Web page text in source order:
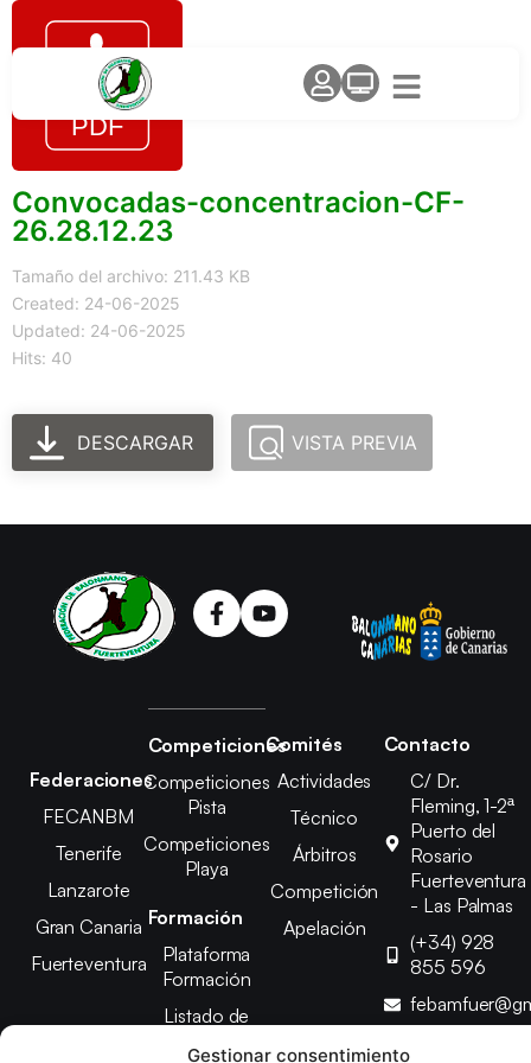
Gestionar consentimiento
Convocadas-concentracion-CF-
26.28.12.23
Tamaño del archivo: 211.43 KB
Created: 24-06-2025
Updated: 24-06-2025
Hits: 40
DESCARGAR VISTA PREVIA
Federaciones
FECANBM
Tenerife
Lanzarote
Gran Canaria
Fuerteventura
Competiciones
Competiciones
Pista
Competiciones
Playa
Formación
Plataforma
Formación
Listado de
Comités
Actividades
Técnico
Árbitros
Competición
Apelación
Contacto
C/ Dr.
Fleming, 1-2ª
Puerto del
Rosario
Fuerteventura
- Las Palmas
(+34) 928
855 596